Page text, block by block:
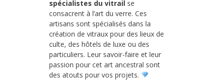
spécialistes du vitrail se
consacrent à l’art du verre. Ces
artisans sont spécialisés dans la
création de vitraux pour des lieux de
culte, des hôtels de luxe ou des
particuliers. Leur savoir-faire et leur
passion pour cet art ancestral sont
des atouts pour vos projets.